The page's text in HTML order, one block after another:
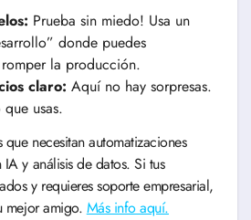
Prueba sin miedo! Usa un
donde puedes
la producción.
claro: Aquí no hay sorpresas.
usas.
que necesitan automatizaciones
IA y análisis de datos. Si tus
y requieres soporte empresarial,
mejor amigo. Más info aquí.